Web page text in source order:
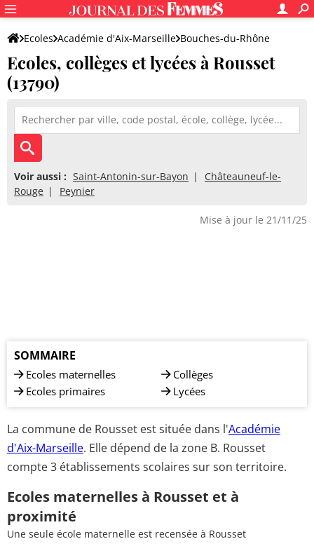
Ecoles Académie d'Aix-Marseille Bouches-du-Rhône
Ecoles, collèges et lycées à Rousset
(13790)
Voir aussi : Saint-Antonin-sur-Bayon
Châteauneuf-le-
Rouge
Peynier
Mise à jour le 21/11/25
SOMMAIRE
Ecoles maternelles
Ecoles primaires
Collèges
Lycées
La commune de Rousset est située dans l'Académie
d'Aix-Marseille. Elle dépend de la zone B. Rousset
compte 3 établissements scolaires sur son territoire.
Ecoles maternelles à Rousset et à
proximité
Une seule école maternelle est recensée à Rousset